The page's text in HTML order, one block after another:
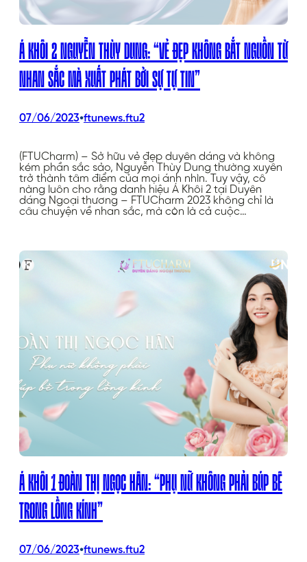
Á KHÔI 2 NGUYỄN THÙY DUNG: “VẺ ĐẸP KHÔNG BẮT NGUỒN TỪ
NHAN SẮC MÀ XUẤT PHÁT BỞI SỰ TỰ TIN”
07/06/2023•ftunews.ftu2
(FTUCharm) – Sở hữu vẻ đẹp duyên dáng và không
kém phần sắc sảo, Nguyễn Thùy Dung thường xuyên
trở thành tâm điểm của mọi ánh nhìn. Tuy vậy, cô
nàng luôn cho rằng danh hiệu Á Khôi 2 tại Duyên
dáng Ngoại thương – FTUCharm 2023 không chỉ là
câu chuyện về nhan sắc, mà còn là cả cuộc…
Á KHÔI 1 ĐOÀN THỊ NGỌC HÂN: “PHỤ NỮ KHÔNG PHẢI BÚP BÊ
TRONG LỒNG KÍNH”
07/06/2023•ftunews.ftu2